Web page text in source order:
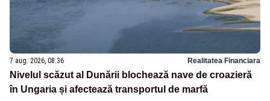
7 aug. 2026, 08:36 Realitatea Financiara
Nivelul scăzut al Dunării blochează nave de croazieră
în Ungaria și afectează transportul de marfă